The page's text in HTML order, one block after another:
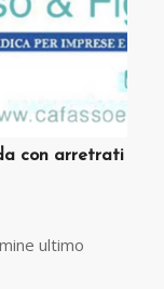
con arretrati
ultimo